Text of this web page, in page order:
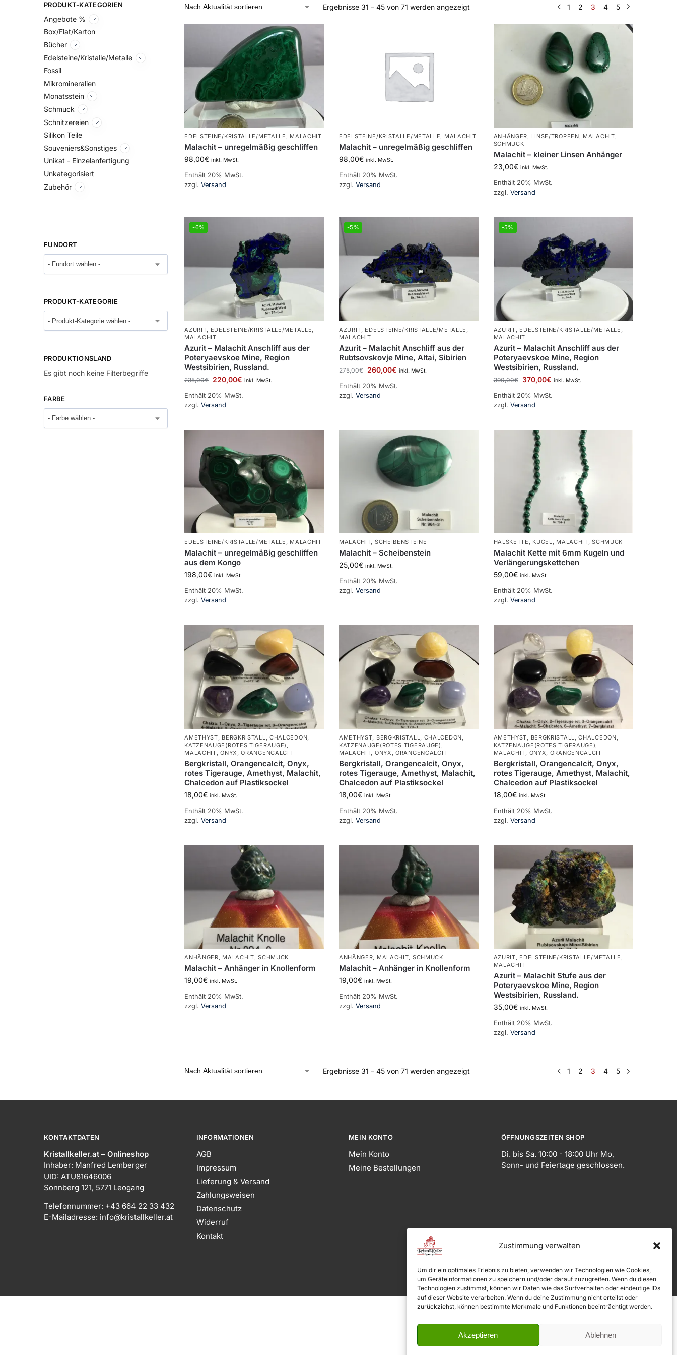
Zustimmung verwalten
Um dir ein optimales Erlebnis zu bieten, verwenden wir Technologien wie Cookies,
um Geräteinformationen zu speichern und/oder darauf zuzugreifen. Wenn du diesen
Technologien zustimmst, können wir Daten wie das Surfverhalten oder eindeutige IDs
auf dieser Website verarbeiten. Wenn du deine Zustimmung nicht erteilst oder
zurückziehst, können bestimmte Merkmale und Funktionen beeinträchtigt werden.
Akzeptieren Ablehnen
Ergebnisse 31 – 45 von 71 werden angezeigt 1 2 3 4 5
EDELSTEINE/KRISTALLE/METALLE , MALACHIT
Malachit – unregelmäßig geschliffen
98,00€ inkl. MwSt.
Enthält 20% MwSt.
zzgl.Versand
EDELSTEINE/KRISTALLE/METALLE, MALACHIT
Malachit – unregelmäßig geschliffen
98,00€ inkl. MwSt.
Enthält 20% MwSt.
zzgl. Versand
ANHÄNGER, LINSE/TROPFEN, MALACHIT,
SCHMUCK
Malachit – kleiner Linsen Anhänger
23,00€ inkl. MwSt.
Enthält 20% MwSt.
zzgl. Versand
-6%
AZURIT EDELSTEINE/KRISTALLE/METALLE
MALACHIT
Azurit – Malachit Anschliff aus der
Poteryaevskoe Mine, Region
Westsibirien, Russland.
235,00€ 220,00€ inkl. MwSt.
Enthält 20% MwSt.
zzgl.Versand
-5%
AZURIT EDELSTEINE/KRISTALLE/METALLE
MALACHIT
Azurit – Malachit Anschliff aus der
Rubtsovskovje Mine, Altai, Sibirien
275,00€ 260,00€ inkl. MwSt.
Enthält 20% MwSt.
zzgl. Versand
-5%
AZURIT EDELSTEINE/KRISTALLE/METALLE
MALACHIT
Azurit – Malachit Anschliff aus der
Poteryaevskoe Mine, Region
Westsibirien, Russland.
390,00€ 370,00€ inkl. MwSt.
Enthält 20% MwSt.
zzgl. Versand
EDELSTEINE/KRISTALLE/METALLE , MALACHIT
Malachit – unregelmäßig geschliffen
aus dem Kongo
198,00€ inkl. MwSt.
Enthält 20% MwSt.
zzgl.Versand
MALACHIT, SCHEIBENSTEINE
Malachit – Scheibenstein
25,00€ inkl. MwSt.
Enthält 20% MwSt.
zzgl. Versand
HALSKETTE , KUGEL, MALACHIT,SCHMUCK
Malachit Kette mit 6mm Kugeln und
Verlängerungskettchen
59,00€ inkl. MwSt.
Enthält 20% MwSt.
zzgl. Versand
AMETHYST, BERGKRISTALL, CHALCEDON,
KATZENAUGE(ROTES TIGERAUGE) ,
MALACHIT,ONYX ,ORANGENCALCIT
Bergkristall, Orangencalcit, Onyx,
rotes Tigerauge, Amethyst, Malachit,
Chalcedon auf Plastiksockel
18,00€ inkl. MwSt.
Enthält 20% MwSt.
zzgl.Versand
AMETHYST, BERGKRISTALL, CHALCEDON,
KATZENAUGE(ROTES TIGERAUGE) ,
MALACHIT, ONYX ,ORANGENCALCIT
Bergkristall, Orangencalcit, Onyx,
rotes Tigerauge, Amethyst, Malachit,
Chalcedon auf Plastiksockel
18,00€ inkl. MwSt.
Enthält 20% MwSt.
zzgl. Versand
AMETHYST, BERGKRISTALL,CHALCEDON,
KATZENAUGE(ROTES TIGERAUGE),
MALACHIT, ONYX, ORANGENCALCIT
Bergkristall, Orangencalcit, Onyx,
rotes Tigerauge, Amethyst, Malachit,
Chalcedon auf Plastiksockel
18,00€ inkl. MwSt.
Enthält 20% MwSt.
zzgl. Versand
ANHÄNGER, MALACHIT,SCHMUCK
Malachit – Anhänger in Knollenform
19,00€ inkl. MwSt.
Enthält 20% MwSt.
zzgl.Versand
ANHÄNGER, MALACHIT, SCHMUCK
Malachit – Anhänger in Knollenform
19,00€ inkl. MwSt.
Enthält 20% MwSt.
zzgl. Versand
AZURIT, EDELSTEINE/KRISTALLE/METALLE ,
MALACHIT
Azurit – Malachit Stufe aus der
Poteryaevskoe Mine, Region
Westsibirien, Russland.
35,00€ inkl. MwSt.
Enthält 20% MwSt.
zzgl. Versand
Ergebnisse 31 – 45 von 71 werden angezeigt 1 2 3 4 5
PRODUKT-KATEGORIEN
Angebote %
Box/Flat/Karton
Bücher
Edelsteine/Kristalle/Metalle
Fossil
Mikromineralien
Monatsstein
Schmuck
Schnitzereien
Silikon Teile
Souveniers&Sonstiges
Unikat - Einzelanfertigung
Unkategorisiert
Zubehör
FUNDORT
PRODUKT-KATEGORIE
PRODUKTIONSLAND
Es gibt noch keine Filterbegriffe
FARBE
KONTAKTDATEN
Kristallkeller.at – Onlineshop
Inhaber: Manfred Lemberger
UID: ATU81646006
Sonnberg 121, 5771 Leogang
Telefonnummer: +43 664 22 33 432
E-Mailadresse: info@kristallkeller.at
INFORMATIONEN
AGB
Impressum
Lieferung & Versand
Zahlungsweisen
Datenschutz
Widerruf
Kontakt
MEIN KONTO
Mein Konto
Meine Bestellungen
ÖFFNUNGSZEITEN SHOP
Di. bis Sa. 10:00 - 18:00 Uhr Mo,
Sonn- und Feiertage geschlossen.
© 2026 Kristallkeller.at